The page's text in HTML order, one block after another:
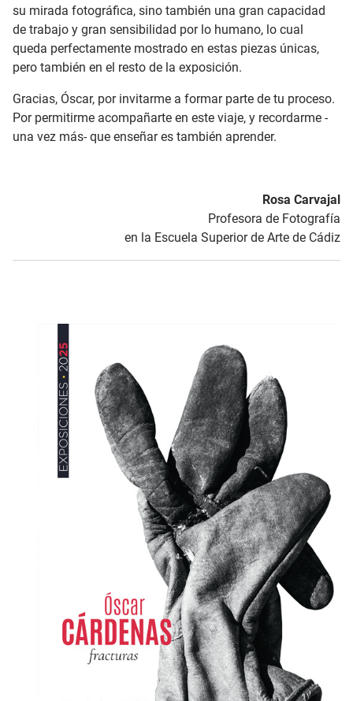
su mirada fotográfica, sino también una gran capacidad
de trabajo y gran sensibilidad por lo humano, lo cual
queda perfectamente mostrado en estas piezas únicas,
pero también en el resto de la exposición.
Gracias, Óscar, por invitarme a formar parte de tu proceso.
Por permitirme acompañarte en este viaje, y recordarme -
una vez más- que enseñar es también aprender.
Rosa Carvajal
Profesora de Fotografía
en la Escuela Superior de Arte de Cádiz